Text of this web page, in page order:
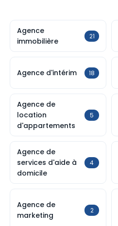
Agence
immobilière
21
Agence d'intérim 18
Agence de
location
d'appartements
5
Agence de
services d'aide à
domicile
4
Agence de
marketing
2